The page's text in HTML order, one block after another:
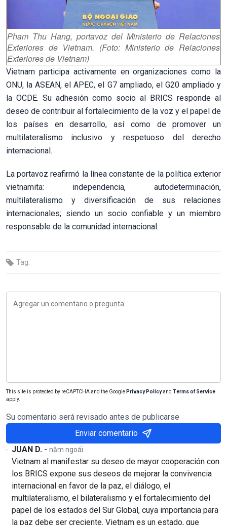
Pham Thu Hang, portavoz del Ministerio de Relaciones
Exteriores de Vietnam. (Foto: Ministerio de Relaciones
Exteriores de Vietnam)
Vietnam participa activamente en organizaciones como la
ONU, la ASEAN, el APEC, el G7 ampliado, el G20 ampliado y
la OCDE. Su adhesión como socio al BRICS responde al
deseo de contribuir al fortalecimiento de la voz y el papel de
los países en desarrollo, así como de promover un
multilateralismo inclusivo y respetuoso del derecho
internacional.
La portavoz reafirmó la línea constante de la política exterior
vietnamita: independencia, autodeterminación,
multilateralismo y diversificación de sus relaciones
internacionales; siendo un socio confiable y un miembro
responsable de la comunidad internacional.
Tag:
This site is protected by reCAPTCHA and the Google Privacy Policyand Terms of Service
apply.
Su comentario será revisado antes de publicarse
Enviar comentario
JUAN D. - năm ngoái
Vietnam al manifestar su deseo de mayor cooperación con
los BRICS expone sus deseos de mejorar la convivencia
internacional en favor de la paz, el diálogo, el
multilateralismo, el bilateralismo y el fortalecimiento del
papel de los estados del Sur Global, cuya importancia para
la paz debe ser creciente. Vietnam es un estado, que